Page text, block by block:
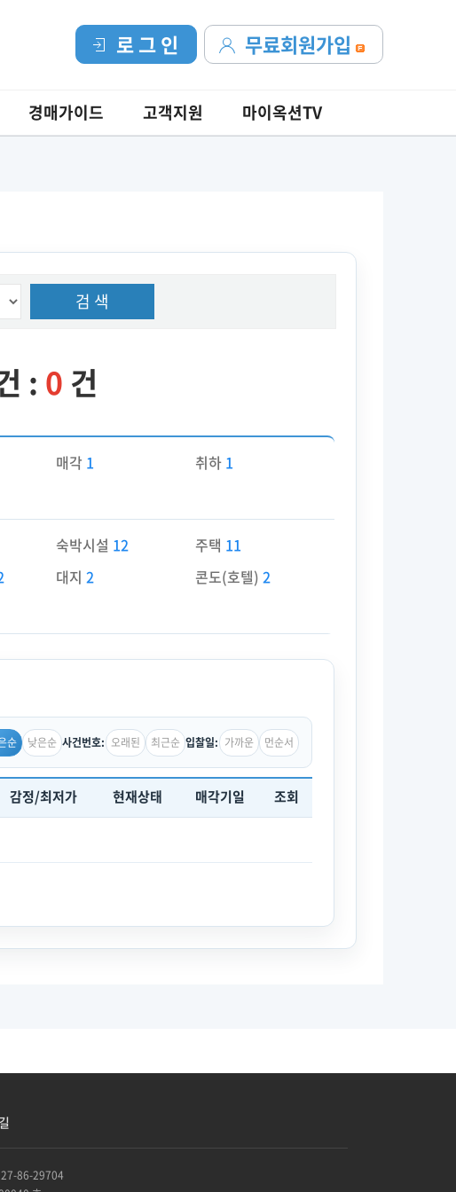
무료회원가입
로 그 인
경매가이드 고객지원 마이옥션TV
검 색
: 0 건
매각 1 취하 1
숙박시설 12 주택 11
대지 2 콘도(호텔) 2
순 낮은순 사건번호: 오래된 최근순 입찰일: 가까운 먼순서
감정/최저가 현재상태 매각기일 조회
86-29704